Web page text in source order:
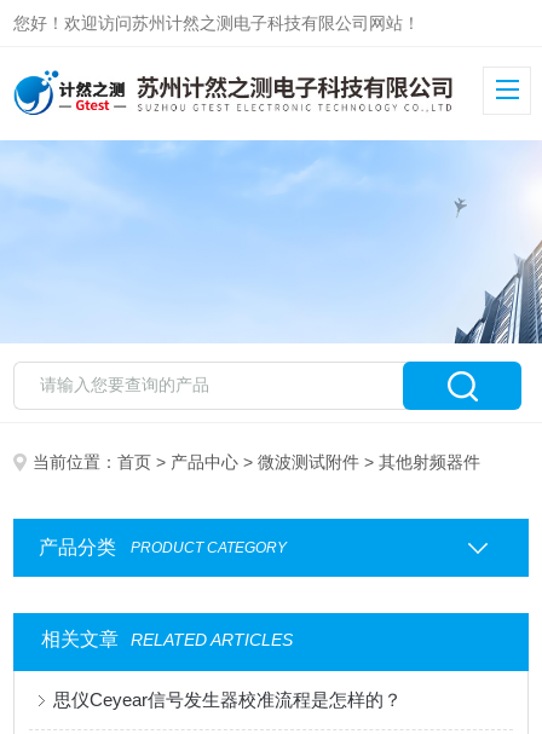
您好！欢迎访问苏州计然之测电子科技有限公司网站！
当前位置：首页 > 产品中心 >微波测试附件 > 其他射频器件
产品分类 PRODUCT CATEGORY
相关文章 RELATED ARTICLES
思仪Ceyear信号发生器校准流程是怎样的？